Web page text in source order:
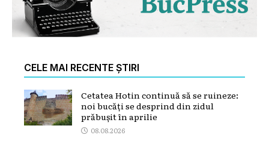
CELE MAI RECENTE ȘTIRI
Cetatea Hotin continuă să se ruineze:
noi bucăți se desprind din zidul
prăbușit în aprilie
08.08.2026